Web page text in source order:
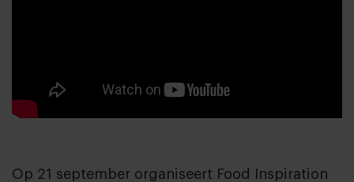
Op 21 september organiseert Food Inspiration